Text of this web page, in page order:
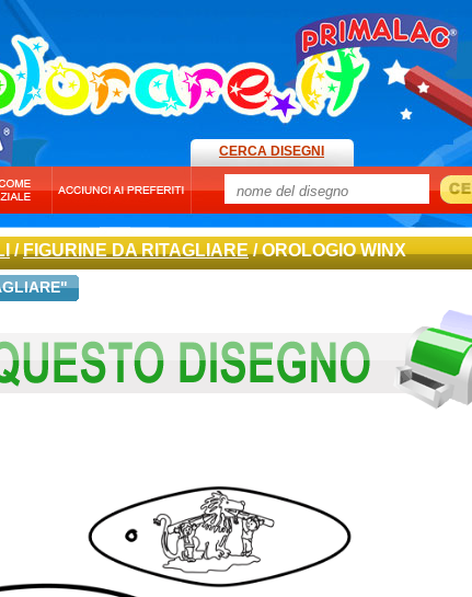
CERCA DISEGNI
/FIGURINE DA RITAGLIARE/ OROLOGIO WINX